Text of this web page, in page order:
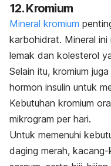
12. Kromium
Mineral kromium
karbohidrat. Mineral ini
lemak dan kolesterol
Selain itu, kromium
hormon insulin untuk
Kebutuhan kromium
mikrogram per hari.
Untuk memenuhi
daging merah,